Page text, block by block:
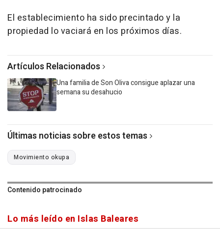
El establecimiento ha sido precintado y la
propiedad lo vaciará en los próximos días.
Artículos Relacionados
Una familia de Son Oliva consigue aplazar una
semana su desahucio
Últimas noticias sobre estos temas
Movimiento okupa
Contenido patrocinado
Lo más leído en Islas Baleares